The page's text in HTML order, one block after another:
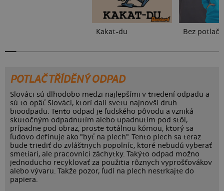
Kakat-du Bez potlače
POTLAČ TŘÍDĚNÝ ODPAD
Slováci sú dlhodobo medzi najlepšími v triedení odpadu a
sú to opäť Slováci, ktorí dali svetu najnovší druh
bioodpadu. Tento odpad je ľudského pôvodu a vzniká
skutočným odpadnutím alebo upadnutím pod stôl,
prípadne pod obraz, proste totálnou kómou, ktorý sa
ľudovo definuje ako "byť na plech". Tento plech sa teraz
bude triediť do zvláštnych popolníc, ktoré nebudú vyberať
smetiari, ale pracovníci záchytky. Takýto odpad možno
jednoducho recyklovať za použitia rôznych vyprošťovákov
alebo vývaru. Takže pozor, ľudí na plech nestrkajte do
papiera.